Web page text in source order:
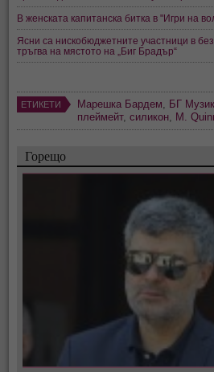
В женската капитанска битка в "Игри на
Ясни са нискобюджетните участници в
тръгва на мястото на „Биг Брадър“
ЕТИКЕТИ Марешка Бардем БГ
плеймейт,силикон M.
Горещо